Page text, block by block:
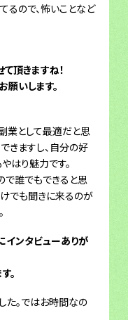
るので、怖いことなど
頂きますね！
いします。
業として最適だと思
きますし、自分の好
はり魅力です。
で誰でもできると思
でも聞きに来るのが
インタビューありが
。
た。ではお時間なの